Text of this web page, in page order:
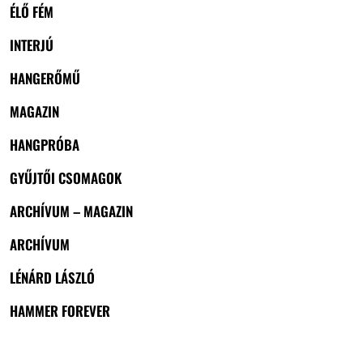
ÉLŐ FÉM
INTERJÚ
HANGERŐMŰ
MAGAZIN
HANGPRÓBA
GYŰJTŐI CSOMAGOK
ARCHÍVUM – MAGAZIN
ARCHÍVUM
LÉNÁRD LÁSZLÓ
HAMMER FOREVER